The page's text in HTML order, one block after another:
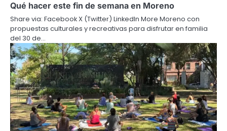
Qué hacer este fin de semana en Moreno
Share via: Facebook X (Twitter) LinkedIn More Moreno con
propuestas culturales y recreativas para disfrutar en familia
del 30 de…